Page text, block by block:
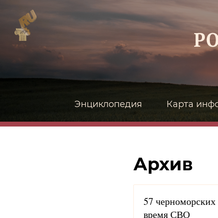
Энциклопедия Карта
Архив
57 черноморских
время СВО